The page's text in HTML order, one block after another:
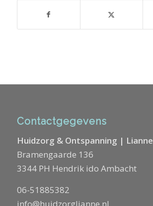
Contactgegevens
Huidzorg & Ontspanning | Lianne
Bramengaarde 136
3344 PH Hendrik ido Ambacht
06-51885382
info@huidzorglianne.nl